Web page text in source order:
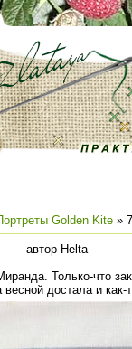
Golden Kite »
автор Helta
Только-что
достала и